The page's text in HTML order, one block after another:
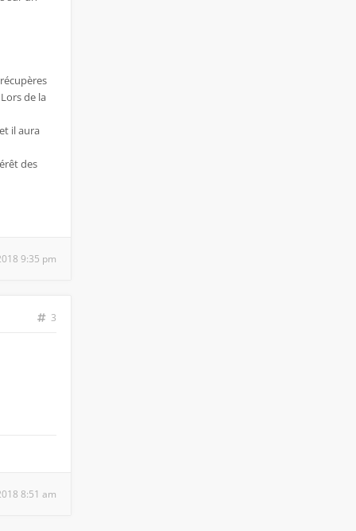
de la
il aura
des
9:35 pm
3
8:51 am